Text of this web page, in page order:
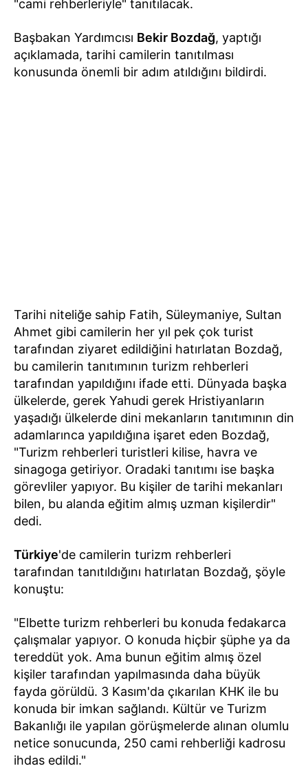
"cami rehberleriyle" tanıtılacak.
Başbakan Yardımcısı Bekir Bozdağ, yaptığı
açıklamada, tarihi camilerin tanıtılması
konusunda önemli bir adım atıldığını bildirdi.
Tarihi niteliğe sahip Fatih, Süleymaniye, Sultan
Ahmet gibi camilerin her yıl pek çok turist
tarafından ziyaret edildiğini hatırlatan Bozdağ,
bu camilerin tanıtımının turizm rehberleri
tarafından yapıldığını ifade etti. Dünyada başka
ülkelerde, gerek Yahudi gerek Hristiyanların
yaşadığı ülkelerde dini mekanların tanıtımının din
adamlarınca yapıldığına işaret eden Bozdağ,
"Turizm rehberleri turistleri kilise, havra ve
sinagoga getiriyor. Oradaki tanıtımı ise başka
görevliler yapıyor. Bu kişiler de tarihi mekanları
bilen, bu alanda eğitim almış uzman kişilerdir"
dedi.
Türkiye'de camilerin turizm rehberleri
tarafından tanıtıldığını hatırlatan Bozdağ, şöyle
konuştu:
"Elbette turizm rehberleri bu konuda fedakarca
çalışmalar yapıyor. O konuda hiçbir şüphe ya da
tereddüt yok. Ama bunun eğitim almış özel
kişiler tarafından yapılmasında daha büyük
fayda görüldü. 3 Kasım'da çıkarılan KHK ile bu
konuda bir imkan sağlandı. Kültür ve Turizm
Bakanlığı ile yapılan görüşmelerde alınan olumlu
netice sonucunda, 250 cami rehberliği kadrosu
ihdas edildi."